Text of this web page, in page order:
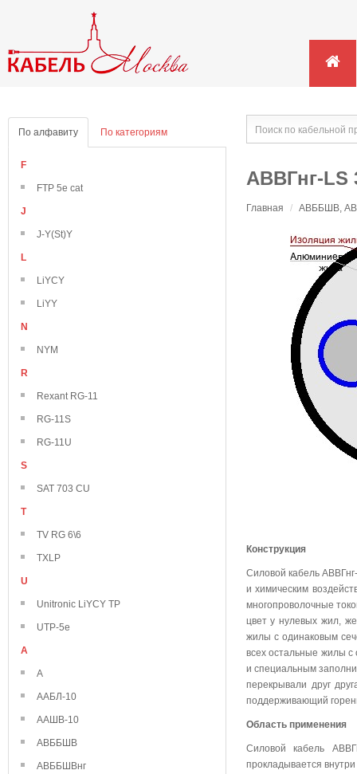
По алфавиту По категориям
F
FTP 5e cat
J
J-Y(St)Y
L
LiYCY
LiYY
N
NYM
R
Rexant RG-11
RG-11S
RG-11U
S
SAT 703 CU
T
TV RG 6\6
TXLP
U
Unitronic LiYCY TP
UTP-5e
А
А
ААБЛ-10
ААШВ-10
АВББШВ
АВББШВнг
АВВГнг-LS
Главная / АВББШВ,
Конструкция
Силовой кабель
и химическим
многопроволочные
цвет у нулевых жил,
жилы с одинаковым
всех остальные жилы с
и специальным
перекрывали друг
поддерживающий
Область применения
Силовой кабель
прокладывается